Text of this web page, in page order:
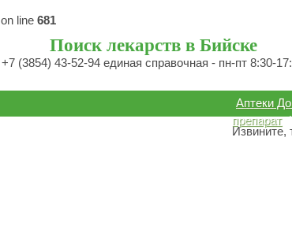
on line 681
Поиск лекарств в Бийске
+7 (3854) 43-52-94 единая справочная - пн-пт 8:30-
Аптеки
препарат
Извините,